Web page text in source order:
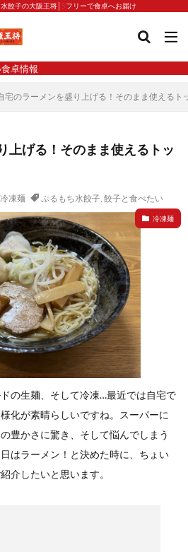
餃子の大阪王将│5フリーで食卓へお届け
卓情報
宅のラーメンを盛り上げる！そのまま使えるト
上げる！そのまま使えるトッ
冷凍麺 ぷるもち水餃子, 餃子と食べたい
冷凍麺
の生麺、そして冷凍…最近では自宅で
化が素晴らしいですね。スーパーに
豊かさに驚き、そして悩んでしまう
はラーメン！と決めた時に、ちょい
介したいと思います。
の素 業務スーパー
水餃子
韓ごっこ 炒飯
焼きそば
焼酎 猛暑 栄養
春雨
ぎるぎょうざ
天津飯
夫婦
宮崎餃子
小籠包と飲みたい
弁当 担々麺
揚げ餃子
生産者 硬くなる
外食事業
鍋
鍋スープ
食と栄養 餃子
辛
餃子と飲みたい 魚醬
麺
通販 質問
節約
飯
羽根つき スタミナ肉餃子
羽根つき餃子
肉ニラ水餃子
肉餃子 豚まん
膨らむ
袋入り餃子
お好み餃子
豆苗
大阪王将
お酒